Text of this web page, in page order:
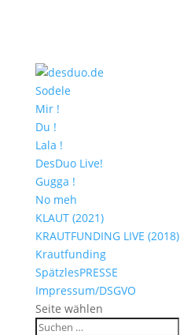
Sodele
Mir !
Du !
Lala !
DesDuo Live!
Gugga !
No meh
KLAUT (2021)
KRAUTFUNDING LIVE (2018)
Krautfunding
SpätzlesPRESSE
Impressum/DSGVO
Seite wählen